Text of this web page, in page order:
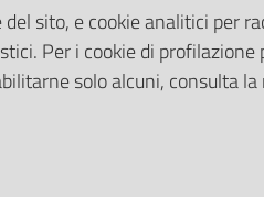
Gare e Appalti
Richiesta Patrocinio
sito, e cookie analitici per
Per i cookie di profilazione
solo alcuni, consulta